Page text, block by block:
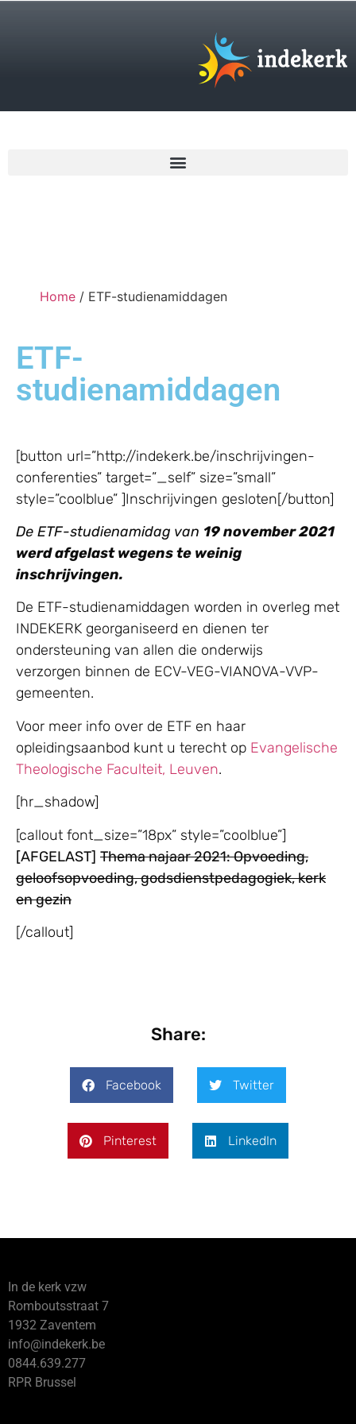
Home / ETF-studienamiddagen
ETF-
studienamiddagen
[button url=”http://indekerk.be/inschrijvingen-
conferenties” target=”_self” size=”small”
style=”coolblue” ]Inschrijvingen gesloten[/button]
De ETF-studienamidag van 19 november 2021
werd afgelast wegens te weinig
inschrijvingen.
De ETF-studienamiddagen worden in overleg met
INDEKERK georganiseerd en dienen ter
ondersteuning van allen die onderwijs
verzorgen binnen de ECV-VEG-VIANOVA-VVP-
gemeenten.
Voor meer info over de ETF en haar
opleidingsaanbod kunt u terecht op Evangelische
Theologische Faculteit, Leuven.
[hr_shadow]
[callout font_size=”18px” style=”coolblue”]
[AFGELAST] Thema najaar 2021:Opvoeding,
geloofsopvoeding, godsdienstpedagogiek, kerk
en gezin
[/callout]
Share:
Facebook Twitter
Pinterest LinkedIn
In de kerk vzw
Romboutsstraat 7
1932 Zaventem
info@indekerk.be
0844.639.277
RPR Brussel